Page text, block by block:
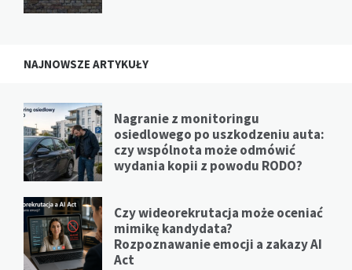
NAJNOWSZE ARTYKUŁY
Nagranie z monitoringu
osiedlowego po uszkodzeniu auta:
czy wspólnota może odmówić
wydania kopii z powodu RODO?
Czy wideorekrutacja może oceniać
mimikę kandydata?
Rozpoznawanie emocji a zakazy AI
Act